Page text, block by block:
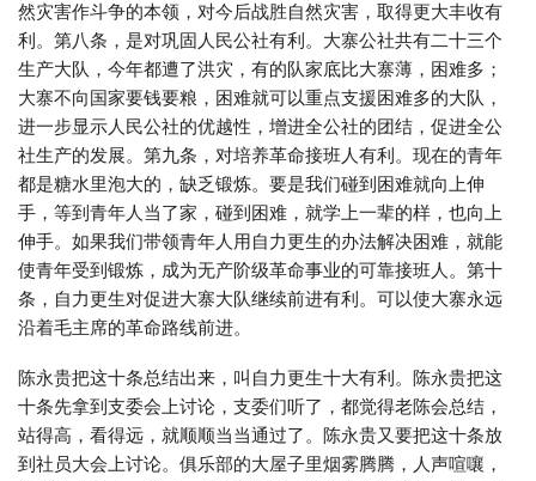
然灾害作斗争的本领，对今后战胜自然灾害，取得更大丰收有
利。第八条，是对巩固人民公社有利。大寨公社共有二十三个
生产大队，今年都遭了洪灾，有的队家底比大寨薄，困难多；
大寨不向国家要钱要粮，困难就可以重点支援困难多的大队，
进一步显示人民公社的优越性，增进全公社的团结，促进全公
社生产的发展。第九条，对培养革命接班人有利。现在的青年
都是糖水里泡大的，缺乏锻炼。要是我们碰到困难就向上伸
手，等到青年人当了家，碰到困难，就学上一辈的样，也向上
伸手。如果我们带领青年人用自力更生的办法解决困难，就能
使青年受到锻炼，成为无产阶级革命事业的可靠接班人。第十
条，自力更生对促进大寨大队继续前进有利。可以使大寨永远
沿着毛主席的革命路线前进。
陈永贵把这十条总结出来，叫自力更生十大有利。陈永贵把这
十条先拿到支委会上讨论，支委们听了，都觉得老陈会总结，
站得高，看得远，就顺顺当当通过了。陈永贵又要把这十条放
到社员大会上讨论。俱乐部的大屋子里烟雾腾腾，人声喧嚷，